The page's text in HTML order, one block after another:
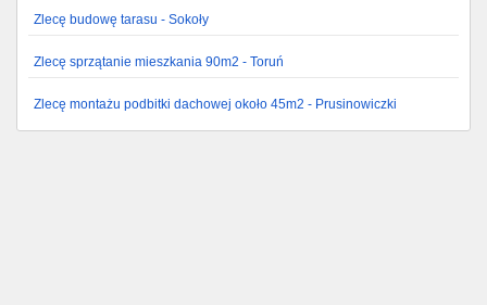
Zlecę budowę tarasu - Sokoły
Zlecę sprzątanie mieszkania 90m2 - Toruń
Zlecę montażu podbitki dachowej około 45m2 - Prusinowiczki